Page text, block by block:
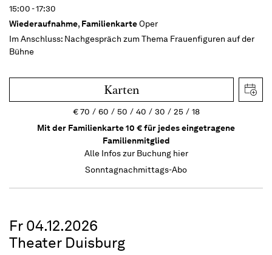
15:00 - 17:30
Wiederaufnahme, FamilienkarteOper
Im Anschluss: Nachgespräch zum Thema Frauenfiguren auf der
Bühne
Karten
€70 60 50 40 30 25
18
Mit der Familienkarte 10 € für jedes eingetragene
Familienmitglied
Alle Infos zur Buchung hier
Sonntagnachmittags-Abo
Fr 04.12.2026
Theater Duisburg